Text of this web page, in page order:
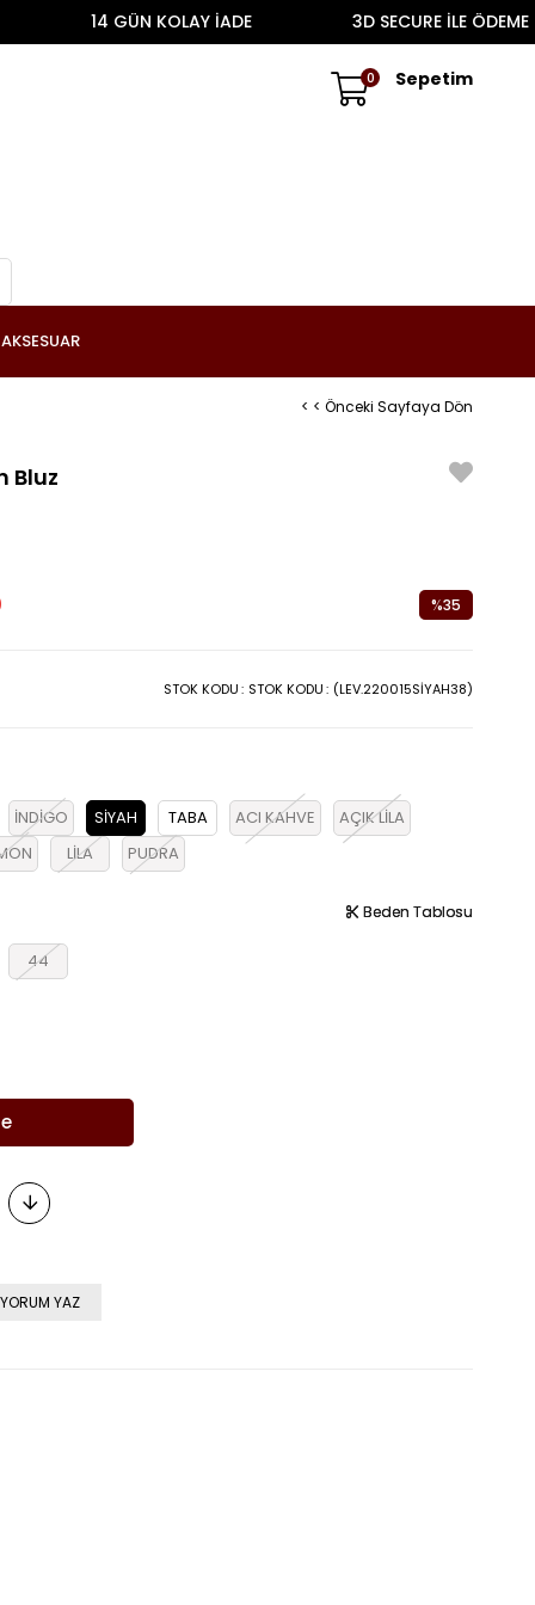
Sepetim
0
AKSESUAR
< < Önceki Sayfaya Dön
Bluz
%35
(LEV.220015SİYAH38)
STOK KODU STOK KODU
İNDİGO SİYAH TABA ACI KAHVE
AÇIK LİLA
LİLA PUDRA
44
Beden Tablosu
Beden Tablosu
YORUM YAZ
14 GÜN KOLAY İADE 3D SECURE İLE ÖDEME